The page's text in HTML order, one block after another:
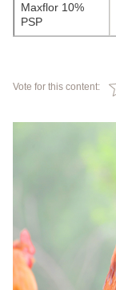
Maxflor 10%
PSP
Vote for this content: